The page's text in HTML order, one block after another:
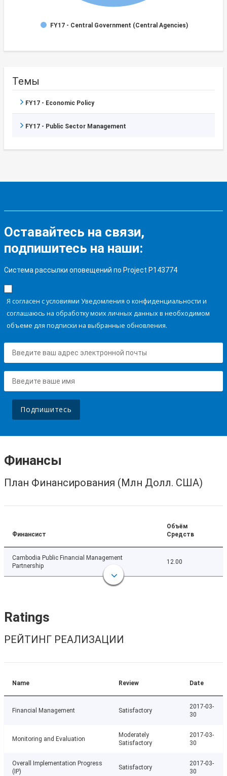
FY17 - Central Government (Central Agencies)
Темы
FY17 - Economic Policy
FY17 - Public Sector Management
Оставайтесь на связи,
подпишитесь на наши:
Система рассылки оповещений по Project P143774
Я согласен с условиями Уведомления о конфиденциальности и
соглашаюсь на обработку моих личных данных в необходимом
объеме для подписки на выбранные обновления.
Подпишитесь
Финансы
План Финансирования (Млн Долл. США)
Финансист
Объём
Средств
Cambodia Public Financial Management
Partnership
12.00
Ratings
РЕЙТИНГ РЕАЛИЗАЦИИ
Name Review Date
Financial Management Satisfactory
2017-03-
30
Monitoring and Evaluation
Moderately
Satisfactory
2017-03-
30
Overall Implementation Progress
(IP)
Satisfactory
2017-03-
30